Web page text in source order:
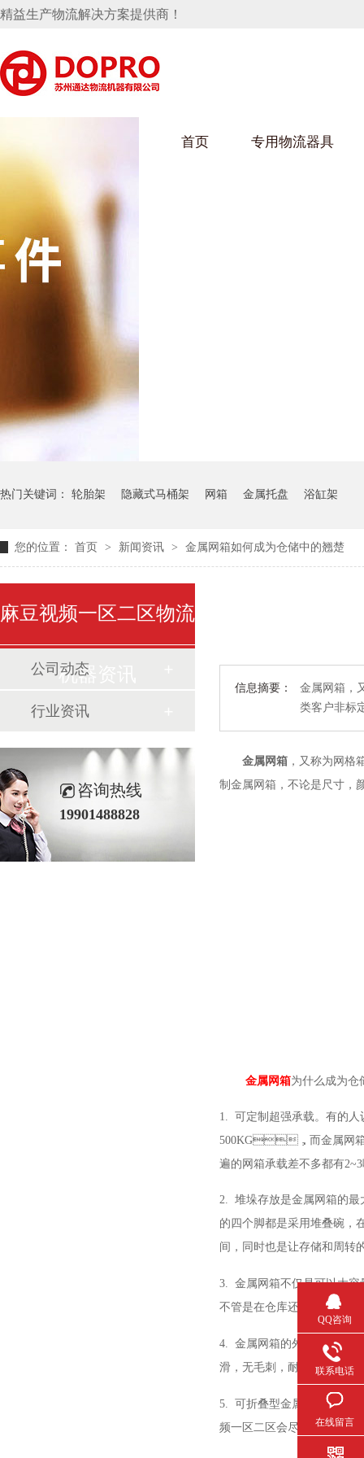
精益生产物流解决方案提供商！
首页 专用物流器具
麻豆天美在线观看架
速箱托盘 保险杠料架
冲压件料架
消声器料架
手推车
气瓶料架
藏式马桶水箱支架
汽车行业
热门关键词： 轮胎架 隐藏式马桶架 网箱 金属托盘 浴缸架
您的位置： 首页 > 新闻资讯 > 金属网箱如何成为仓储中的翘楚
信息摘要：
金属网箱
类客户非标定
金属网箱 ，又称为网
制金属网箱，不论是尺寸，
金属网箱为什么成为仓
1. 可定制超强承载。有的
500KG，而金属网箱则
遍的网箱承载差不多都有2~3
2. 堆垛存放是金属网箱的最大
的四个脚都是采用堆叠碗，
间，同时也是让存储和周转
3. 金属网箱不仅是可以大容量
不管是在仓库还是在车间
4. 金属网箱的外表采用全自动
滑，无毛刺，耐腐蚀，更美观
5. 可折叠型金属网箱可以采用
频一区二区会尽力满足客户的
麻豆视频一区二区物流
机器资讯
公司动态
行业资讯
咨询热线
19901488828
QQ咨询
联系电话
在线留言